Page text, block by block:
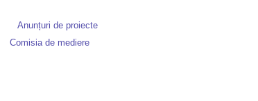
Anunțuri de proiecte
Comisia de mediere